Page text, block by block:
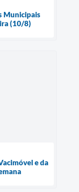
Municipais
(10/8)
e da